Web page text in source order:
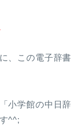
、この電子辞書
小学館の中日辞
^^;